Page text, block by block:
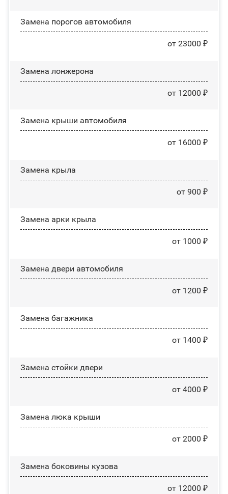
Замена порогов автомобиля
от 23000 ₽
Замена лонжерона
от 12000 ₽
Замена крыши автомобиля
от 16000 ₽
Замена крыла
от 900 ₽
Замена арки крыла
от 1000 ₽
Замена двери автомобиля
от 1200 ₽
Замена багажника
от 1400 ₽
Зaмeнa cтoйĸи двepи
от 4000 ₽
Зaмeнa люĸa ĸpыши
от 2000 ₽
Замена боковины кузова
от 12000 ₽